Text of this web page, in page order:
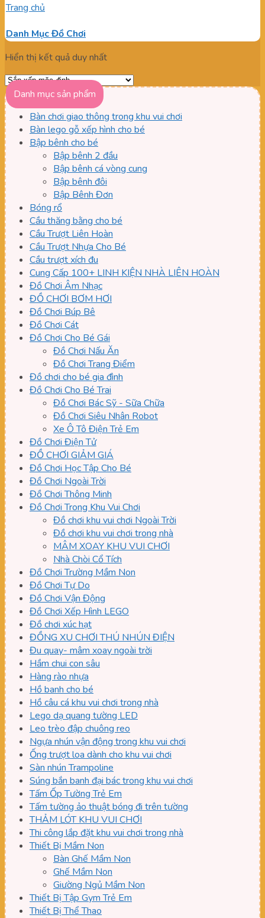
Trang chủ
Danh Mục Đồ Chơi
Hiển thị kết quả duy nhất
Danh mục sản phẩm
Bàn chơi giao thông trong khu vui chơi
Bàn lego gỗ xếp hình cho bé
Bập bênh cho bé
Bập bênh 2 đầu
Bập bênh cá vòng cung
Bập bênh đôi
Bập Bênh Đơn
Bóng rổ
Cầu thăng bằng cho bé
Cầu Trượt Liên Hoàn
Cầu Trượt Nhựa Cho Bé
Cầu trượt xích đu
Cung Cấp 100+ LINH KIỆN NHÀ LIÊN HOÀN
Đồ Chơi Âm Nhạc
ĐỒ CHƠI BƠM HƠI
Đồ Chơi Búp Bê
Đồ Chơi Cát
Đồ Chơi Cho Bé Gái
Đồ Chơi Nấu Ăn
Đồ Chơi Trang Điểm
Đồ chơi cho bé gia đình
Đồ Chơi Cho Bé Trai
Đồ Chơi Bác Sỹ - Sữa Chữa
Đồ Chơi Siêu Nhân Robot
Xe Ô Tô Điện Trẻ Em
Đồ Chơi Điện Tử
ĐỒ CHƠI GIẢM GIÁ
Đồ Chơi Học Tập Cho Bé
Đồ Chơi Ngoài Trời
Đồ Chơi Thông Minh
Đồ Chơi Trong Khu Vui Chơi
Đồ chơi khu vui chơi Ngoài Trời
Đồ chơi khu vui chơi trong nhà
MÂM XOAY KHU VUI CHƠI
Nhà Chòi Cổ Tích
Đồ Chơi Trường Mầm Non
Đồ Chơi Tự Do
Đồ Chơi Vận Động
Đồ Chơi Xếp Hình LEGO
Đồ chơi xúc hạt
ĐỒNG XU CHƠI THÚ NHÚN ĐIỆN
Đu quay- mâm xoay ngoài trời
Hầm chui con sâu
Hàng rào nhựa
Hồ banh cho bé
Hồ câu cá khu vui chơi trong nhà
Lego dạ quang tường LED
Leo trèo đập chuông reo
Ngựa nhún vận động trong khu vui chơi
Ống trượt loa dành cho khu vui chơi
Sàn nhún Trampoline
Súng bắn banh đại bác trong khu vui chơi
Tấm Ốp Tường Trẻ Em
Tấm tường ảo thuật bóng đi trên tường
THẢM LÓT KHU VUI CHƠI
Thi công lắp đặt khu vui chơi trong nhà
Thiết Bị Mầm Non
Bàn Ghế Mầm Non
Ghế Mầm Non
Giường Ngủ Mầm Non
Thiết Bị Tập Gym Trẻ Em
Thiết Bị Thể Thao